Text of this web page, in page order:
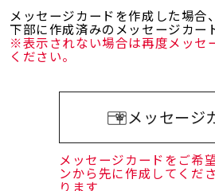
メッセージカードを作成した場合、
下部に作成済みのメッセージカー
※表示されない場合は再度メッセ
ください。
メッセージ
メッセージカードをご希
ンから先に作成してくだ
ります